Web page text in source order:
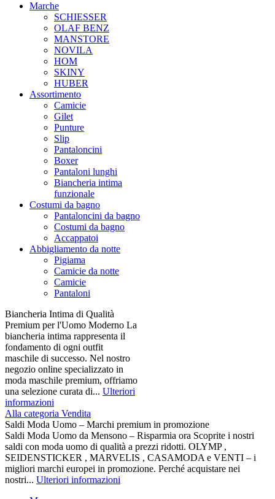
Marche
SCHIESSER
OLAF BENZ
MANSTORE
NOVILA
HOM
SKINY
HUBER
Assortimento
Camicie
Gilet
Punture
Slip
Pantaloncini
Boxer
Pantaloni lunghi
Biancheria intima
funzionale
Costumi da bagno
Pantaloncini da bagno
Costumi da bagno
Accappatoi
Abbigliamento da notte
Pigiama
Camicie da notte
Camicie
Pantaloni
Biancheria Intima di Qualità
Premium per l'Uomo Moderno La
biancheria intima rappresenta il
fondamento di ogni outfit
maschile di successo. Nel nostro
negozio online specializzato in
moda maschile premium, offriamo
una selezione curata di... Ulteriori
informazioni
Alla categoria Vendita
Saldi Moda Uomo – Marchi premium in promozione
Saldi Moda Uomo da Mensono – Risparmia ora Scoprite i nostri
saldi con moda uomo di qualità a prezzi ridotti. OLYMP ,
SEIDENSTICKER , MARVELIS , CASAMODA e VENTI – i
migliori marchi europei in promozione. Perché acquistare nei
nostri... Ulteriori informazioni